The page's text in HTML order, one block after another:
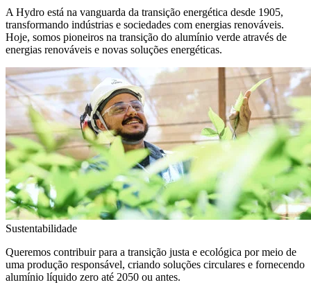
A Hydro está na vanguarda da transição energética desde 1905,
transformando indústrias e sociedades com energias renováveis.
Hoje, somos pioneiros na transição do alumínio verde através de
energias renováveis e novas soluções energéticas.
Sustentabilidade
Queremos contribuir para a transição justa e ecológica por meio de
uma produção responsável, criando soluções circulares e fornecendo
alumínio líquido zero até 2050 ou antes.